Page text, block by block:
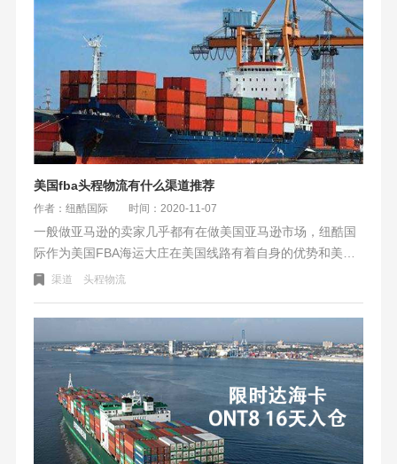
美国fba头程物流有什么渠道推荐
作者：纽酷国际 时间：2020-11-07
一般做亚马逊的卖家几乎都有在做美国亚马逊市场，纽酷国
际作为美国FBA海运大庄在美国线路有着自身的优势和美国
那边有丰富的资源。在同行之中，特别是美国尾程卡车派送
渠道 头程物流